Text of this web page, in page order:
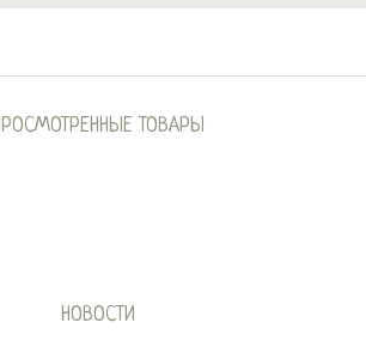
ТОВАРЫ
НОВОСТИ